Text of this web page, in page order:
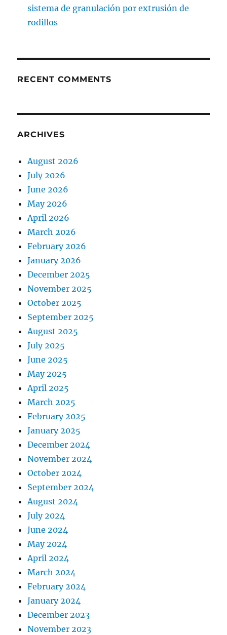
sistema de granulación por extrusión de
rodillos
RECENT COMMENTS
ARCHIVES
August 2026
July 2026
June 2026
May 2026
April 2026
March 2026
February 2026
January 2026
December 2025
November 2025
October 2025
September 2025
August 2025
July 2025
June 2025
May 2025
April 2025
March 2025
February 2025
January 2025
December 2024
November 2024
October 2024
September 2024
August 2024
July 2024
June 2024
May 2024
April 2024
March 2024
February 2024
January 2024
December 2023
November 2023